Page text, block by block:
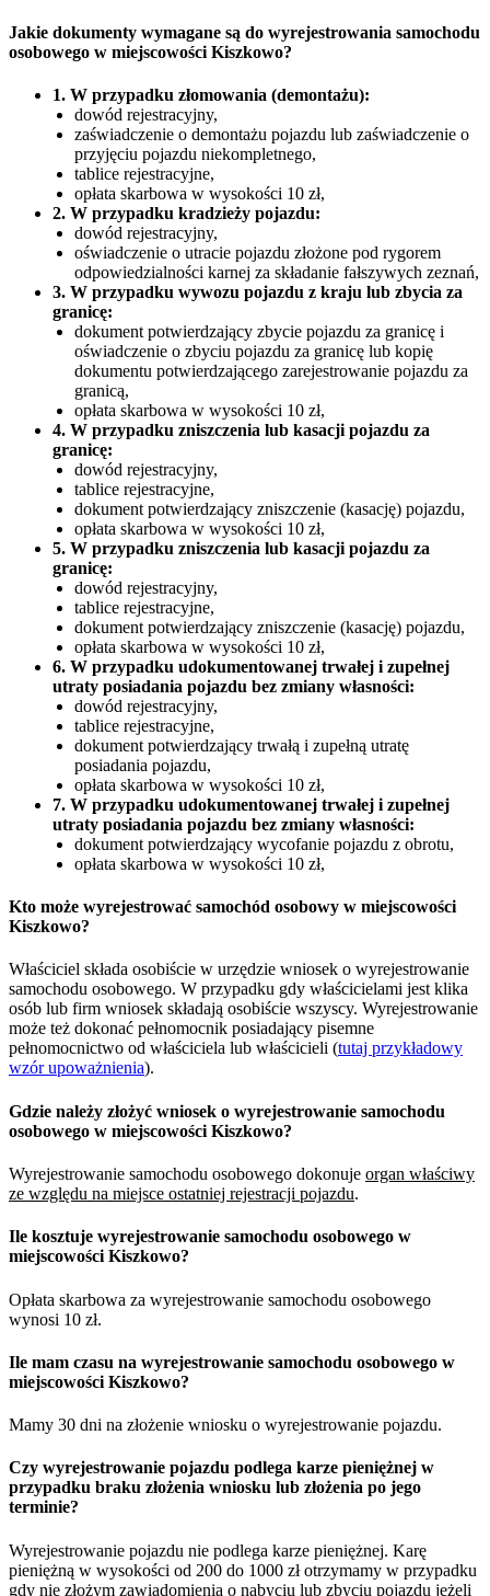
Jakie dokumenty wymagane są do wyrejestrowania samochodu
osobowego w miejscowości Kiszkowo?
1. W przypadku złomowania (demontażu):
dowód rejestracyjny,
zaświadczenie o demontażu pojazdu lub zaświadczenie o
przyjęciu pojazdu niekompletnego,
tablice rejestracyjne,
opłata skarbowa w wysokości 10 zł,
2. W przypadku kradzieży pojazdu:
dowód rejestracyjny,
oświadczenie o utracie pojazdu złożone pod rygorem
odpowiedzialności karnej za składanie fałszywych zeznań,
3. W przypadku wywozu pojazdu z kraju lub zbycia za
granicę:
dokument potwierdzający zbycie pojazdu za granicę i
oświadczenie o zbyciu pojazdu za granicę lub kopię
dokumentu potwierdzającego zarejestrowanie pojazdu za
granicą,
opłata skarbowa w wysokości 10 zł,
4. W przypadku zniszczenia lub kasacji pojazdu za
granicę:
dowód rejestracyjny,
tablice rejestracyjne,
dokument potwierdzający zniszczenie (kasację) pojazdu,
opłata skarbowa w wysokości 10 zł,
5. W przypadku zniszczenia lub kasacji pojazdu za
granicę:
dowód rejestracyjny,
tablice rejestracyjne,
dokument potwierdzający zniszczenie (kasację) pojazdu,
opłata skarbowa w wysokości 10 zł,
6. W przypadku udokumentowanej trwałej i zupełnej
utraty posiadania pojazdu bez zmiany własności:
dowód rejestracyjny,
tablice rejestracyjne,
dokument potwierdzający trwałą i zupełną utratę
posiadania pojazdu,
opłata skarbowa w wysokości 10 zł,
7. W przypadku udokumentowanej trwałej i zupełnej
utraty posiadania pojazdu bez zmiany własności:
dokument potwierdzający wycofanie pojazdu z obrotu,
opłata skarbowa w wysokości 10 zł,
Kto może wyrejestrować samochód osobowy w miejscowości
Kiszkowo?
Właściciel składa osobiście w urzędzie wniosek o wyrejestrowanie
samochodu osobowego. W przypadku gdy właścicielami jest klika
osób lub firm wniosek składają osobiście wszyscy. Wyrejestrowanie
może też dokonać pełnomocnik posiadający pisemne
pełnomocnictwo od właściciela lub właścicieli (tutaj przykładowy
wzór upoważnienia).
Gdzie należy złożyć wniosek o wyrejestrowanie samochodu
osobowego w miejscowości Kiszkowo?
Wyrejestrowanie samochodu osobowego dokonuje organ właściwy
ze względu na miejsce ostatniej rejestracji pojazdu.
Ile kosztuje wyrejestrowanie samochodu osobowego w
miejscowości Kiszkowo?
Opłata skarbowa za wyrejestrowanie samochodu osobowego
wynosi 10 zł.
Ile mam czasu na wyrejestrowanie samochodu osobowego w
miejscowości Kiszkowo?
Mamy 30 dni na złożenie wniosku o wyrejestrowanie pojazdu.
Czy wyrejestrowanie pojazdu podlega karze pieniężnej w
przypadku braku złożenia wniosku lub złożenia po jego
terminie?
Wyrejestrowanie pojazdu nie podlega karze pieniężnej. Karę
pieniężną w wysokości od 200 do 1000 zł otrzymamy w przypadku
gdy nie złożym zawiadomienia o nabyciu lub zbyciu pojazdu jeżeli